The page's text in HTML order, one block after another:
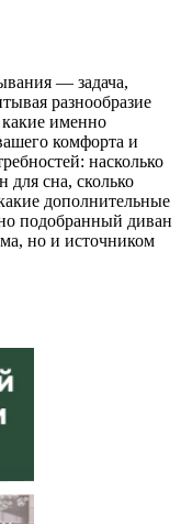
— задача,
разнообразие
именно
комфорта и
насколько
для сна, сколько
дополнительные
подобранный диван
но и источником